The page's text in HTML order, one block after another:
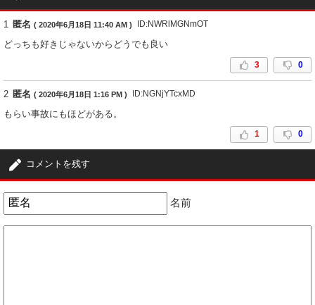
1 匿名 ( 2020年6月18日 11:40 AM ) ID:NWRlMGNmOT
どっちも好きじゃないからどうでも良い
3 0
2 匿名 ( 2020年6月18日 1:16 PM ) ID:NGNjYTcxMD
もらい事故にもほどがある。
1 0
コメントを残す
名前